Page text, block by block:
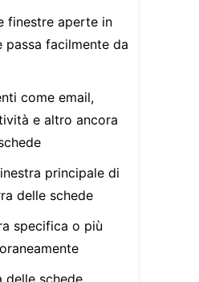
finestre aperte in
passa facilmente da
come email,
e altro ancora
principale di
delle schede
specifica o più
delle schede